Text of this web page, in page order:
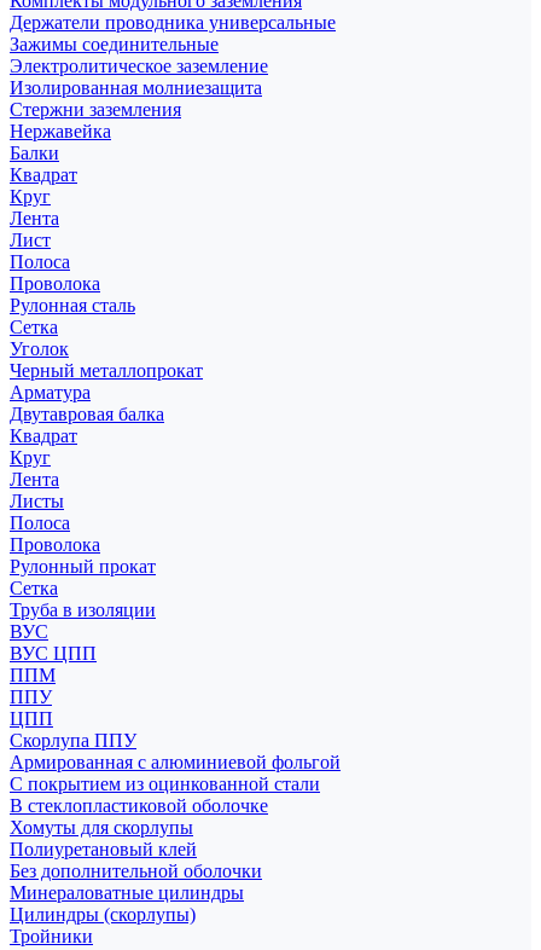
Держатели проводника универсальные
Зажимы соединительные
Электролитическое заземление
Изолированная молниезащита
Стержни заземления
Нержавейка
Балки
Квадрат
Круг
Лента
Лист
Полоса
Проволока
Рулонная сталь
Сетка
Уголок
Черный металлопрокат
Арматура
Двутавровая балка
Квадрат
Круг
Лента
Листы
Полоса
Проволока
Рулонный прокат
Сетка
Труба в изоляции
ВУС
ВУС ЦПП
ППМ
ППУ
ЦПП
Скорлупа ППУ
Армированная с алюминиевой фольгой
С покрытием из оцинкованной стали
В стеклопластиковой оболочке
Хомуты для скорлупы
Полиуретановый клей
Без дополнительной оболочки
Минераловатные цилиндры
Цилиндры (скорлупы)
Тройники